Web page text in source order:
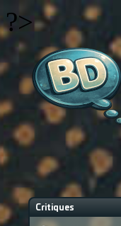
?>
Critiques